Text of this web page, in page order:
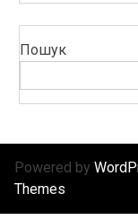
Пошук
Powered by
Themes